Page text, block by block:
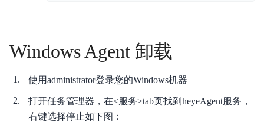
Windows Agent 卸载
使用administrator登录您的Windows机器
打开任务管理器，在<服务>tab页找到heyeAgent服务，
右键选择停止如下图：